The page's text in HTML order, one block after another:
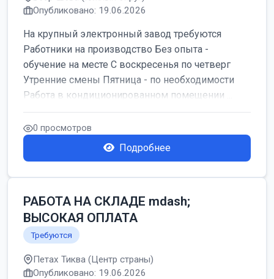
Опубликовано: 19.06.2026
На крупный электронный завод требуются
Работники на производство Без опыта -
обучение на месте С воскресенья по четверг
Утренние смены Пятница - по необходимости
Работа в кондиционированном помещении ...
0 просмотров
Подробнее
РАБОТА НА СКЛАДЕ mdash;
ВЫСОКАЯ ОПЛАТА
Требуются
Петах Тиква (Центр страны)
Опубликовано: 19.06.2026